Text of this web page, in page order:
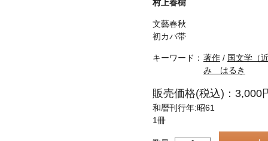
村上春樹
文藝春秋
初カバ帯
キーワード： 著作 / 国文学（
み はるき
販売価格(税込)：3,000
和暦刊行年:昭61
1冊